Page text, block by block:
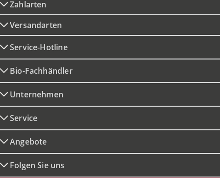
Zahlarten
Versandarten
Service-Hotline
Bio-Fachhändler
Unternehmen
Service
Angebote
Folgen Sie uns